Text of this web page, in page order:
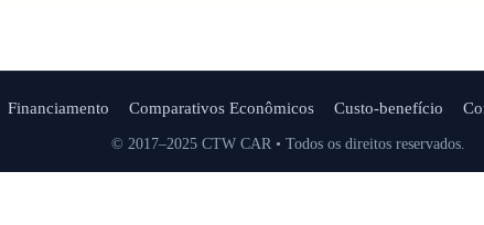
Financiamento Comparativos Econômicos Custo-benefício
© 2017–2025 CTW CAR • Todos os direitos reservados.